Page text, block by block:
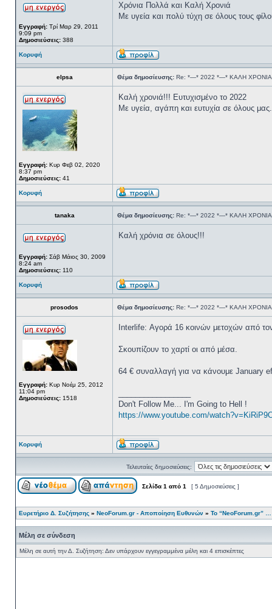
Εγγραφή: Τρί Μαρ 29, 2011
9:09 pm
Δημοσιεύσεις: 388
Χρόνια Πολλά και Καλή Χρονιά
Με υγεία και πολύ τύχη σε όλους τους
Κορυφή
elpsa Θέμα δημοσίευσης: Re: *—* 2022 *—* ΚΑΛΗ
Εγγραφή: Κυρ Φεβ 02, 2020
8:37 pm
Δημοσιεύσεις: 41
Καλή χρονιά!!! Ευτυχισμένο το 2022
Με υγεία, αγάπη και ευτυχία σε όλους
Κορυφή
tanaka Θέμα δημοσίευσης: Re: *—* 2022 *—* ΚΑΛΗ
Εγγραφή: Σάβ Μάιος 30, 2009
8:24 am
Δημοσιεύσεις: 110
Καλή χρόνια σε όλους!!!
Κορυφή
prosodos Θέμα δημοσίευσης: Re: *—* 2022 *—* ΚΑΛΗ
Εγγραφή: Κυρ Νοέμ 25, 2012
11:04 pm
Δημοσιεύσεις: 1518
Ιnterlife: Αγορά 16 κοινών μετοχών από
Σκουπίζουν το χαρτί οι από μέσα.
64 € συναλλαγή για να κάνουμε January
Don't Follow Me... I'm Going to Hell !
https://www.youtube.com/
Κορυφή
Τελευταίες δημοσιεύσεις:
Σελίδα 1 από 1 [ 5 Δημοσιεύσεις ]
Ευρετήριο Δ. Συζήτησης » NeoForum.gr - Αποποίηση Ευθυνών » Το “NeoForum.gr”
Μέλη σε σύνδεση
Μέλη σε αυτή την Δ. Συζήτηση: Δεν υπάρχουν εγγεγραμμένα μέλη και 4 επισκέπτες